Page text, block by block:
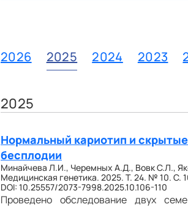
2026 2025 2024 2023
2025
Нормальный кариотип и
бесплодии
Минайчева Л.И., Черемных А.Д., Вовк С.Л.,
Медицинская генетика. 2025. Т. 24. № 10. С.
DOI: 10.25557/2073-7998.2025.10.106-110
Проведено обследование двух